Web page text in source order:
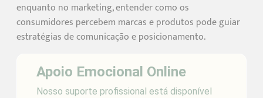
enquanto no marketing, entender como os
consumidores percebem marcas e produtos pode guiar
estratégias de comunicação e posicionamento.
Apoio Emocional Online
Nosso suporte profissional está disponível